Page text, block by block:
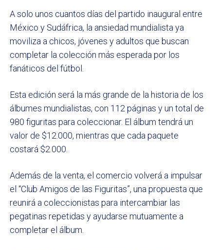
A solo unos cuantos días del partido inaugural entre
México y Sudáfrica, la ansiedad mundialista ya
moviliza a chicos, jóvenes y adultos que buscan
completar la colección más esperada por los
fanáticos del fútbol.
Esta edición será la más grande de la historia de los
álbumes mundialistas, con 112 páginas y un total de
980 figuritas para coleccionar. El álbum tendrá un
valor de $12.000, mientras que cada paquete
costará $2.000.
Además de la venta, el comercio volverá a impulsar
el “Club Amigos de las Figuritas”, una propuesta que
reunirá a coleccionistas para intercambiar las
pegatinas repetidas y ayudarse mutuamente a
completar el álbum.